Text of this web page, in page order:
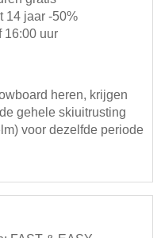
14 jaar -50%
16:00 uur
heren, krijgen
gehele skiuitrusting
voor dezelfde periode